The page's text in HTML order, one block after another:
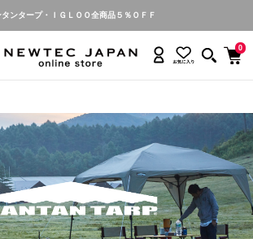
ンタンタープ名入れ・お申し込み受付中
0